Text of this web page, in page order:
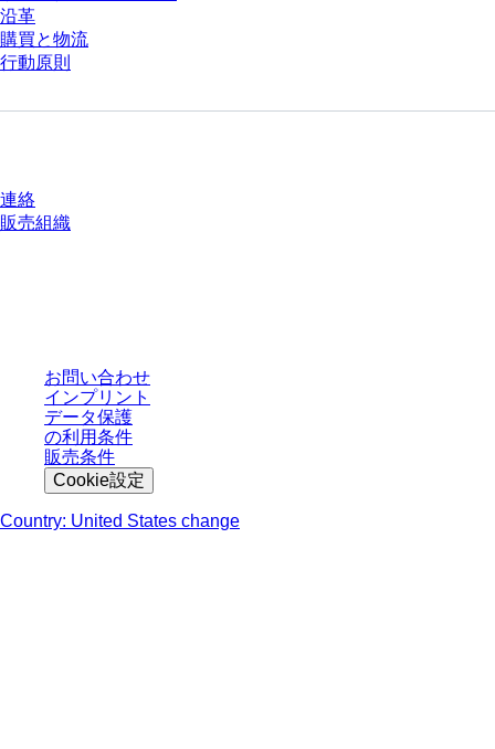
沿革
購買と物流
行動原則
連絡
販売組織
お問い合わせ
インプリント
データ保護
の利用条件
販売条件
Cookie設定
Country: United States change